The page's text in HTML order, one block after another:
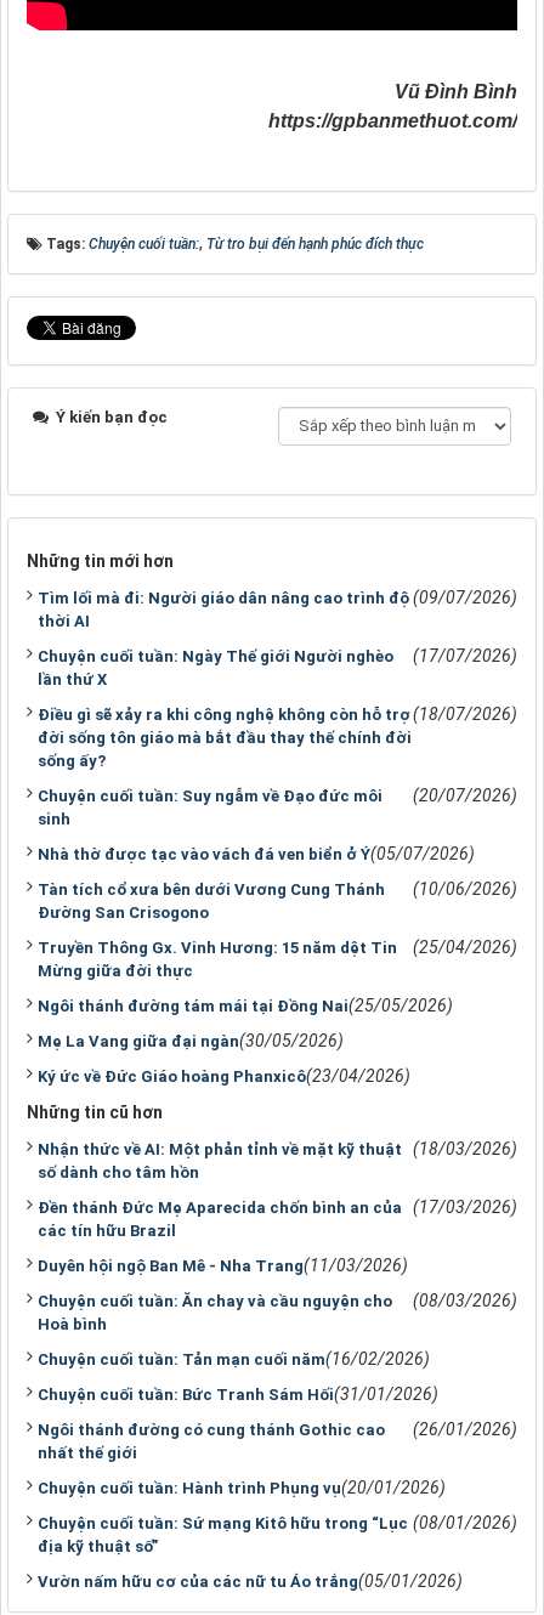
Vũ Đình Bình
https://gpbanmethuot.com/
Tags: Chuyện cuối tuần:, Từ tro bụi đến hạnh phúc đích thực
Ý kiến bạn đọc
Những tin mới hơn
Tìm lối mà đi: Người giáo dân nâng cao trình độ
thời AI
(09/07/2026)
Chuyện cuối tuần: Ngày Thế giới Người nghèo
lần thứ X
(17/07/2026)
Điều gì sẽ xảy ra khi công nghệ không còn hỗ trợ
đời sống tôn giáo mà bắt đầu thay thế chính đời
sống ấy?
(18/07/2026)
Chuyện cuối tuần: Suy ngẫm về Đạo đức môi
sinh
(20/07/2026)
Nhà thờ được tạc vào vách đá ven biển ở Ý(05/07/2026)
Tàn tích cổ xưa bên dưới Vương Cung Thánh
Ðường San Crisogono
(10/06/2026)
Truyền Thông Gx. Vinh Hương: 15 năm dệt Tin
Mừng giữa đời thực
(25/04/2026)
Ngôi thánh đường tám mái tại Đồng Nai(25/05/2026)
Mẹ La Vang giữa đại ngàn(30/05/2026)
Ký ức về Đức Giáo hoàng Phanxicô(23/04/2026)
Những tin cũ hơn
Nhận thức về AI: Một phản tỉnh về mặt kỹ thuật
số dành cho tâm hồn
(18/03/2026)
Đền thánh Đức Mẹ Aparecida chốn bình an của
các tín hữu Brazil
(17/03/2026)
Duyên hội ngộ Ban Mê - Nha Trang(11/03/2026)
Chuyện cuối tuần: Ăn chay và cầu nguyện cho
Hoà bình
(08/03/2026)
Chuyện cuối tuần: Tản mạn cuối năm(16/02/2026)
Chuyện cuối tuần: Bức Tranh Sám Hối(31/01/2026)
Ngôi thánh đường có cung thánh Gothic cao
nhất thế giới
(26/01/2026)
Chuyện cuối tuần: Hành trình Phụng vụ(20/01/2026)
Chuyện cuối tuần: Sứ mạng Kitô hữu trong “Lục
địa kỹ thuật số”
(08/01/2026)
Vườn nấm hữu cơ của các nữ tu Áo trắng(05/01/2026)